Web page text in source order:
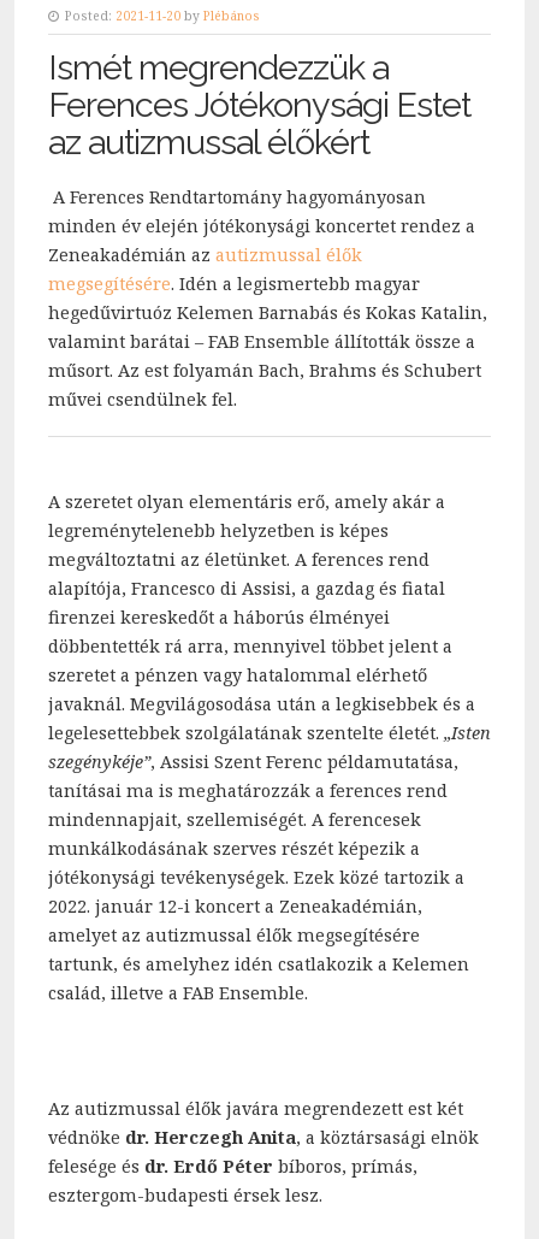
Posted: 2021-11-20 by Plébános
Ismét megrendezzük a
Ferences Jótékonysági Estet
az autizmussal élőkért
A Ferences Rendtartomány hagyományosan
minden év elején jótékonysági koncertet rendez a
Zeneakadémián az autizmussal élők
megsegítésére. Idén a legismertebb magyar
hegedűvirtuóz Kelemen Barnabás és Kokas Katalin,
valamint barátai – FAB Ensemble állították össze a
műsort. Az est folyamán Bach, Brahms és Schubert
művei csendülnek fel.
A szeretet olyan elementáris erő, amely akár a
legreménytelenebb helyzetben is képes
megváltoztatni az életünket. A ferences rend
alapítója, Francesco di Assisi, a gazdag és fiatal
firenzei kereskedőt a háborús élményei
döbbentették rá arra, mennyivel többet jelent a
szeretet a pénzen vagy hatalommal elérhető
javaknál. Megvilágosodása után a legkisebbek és a
legelesettebbek szolgálatának szentelte életét. „Isten
szegénykéje”, Assisi Szent Ferenc példamutatása,
tanításai ma is meghatározzák a ferences rend
mindennapjait, szellemiségét. A ferencesek
munkálkodásának szerves részét képezik a
jótékonysági tevékenységek. Ezek közé tartozik a
2022. január 12-i koncert a Zeneakadémián,
amelyet az autizmussal élők megsegítésére
tartunk, és amelyhez idén csatlakozik a Kelemen
család, illetve a FAB Ensemble.
Az autizmussal élők javára megrendezett est két
védnöke dr. Herczegh Anita, a köztársasági elnök
felesége és dr. Erdő Péter bíboros, prímás,
esztergom-budapesti érsek lesz.